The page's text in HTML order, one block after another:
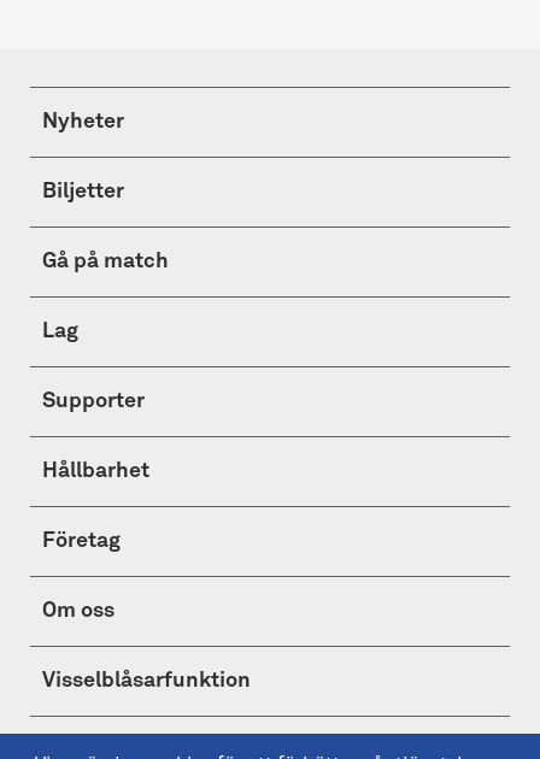
Nyheter
Biljetter
Gå på match
Lag
Supporter
Hållbarhet
Företag
Om oss
Visselblåsarfunktion